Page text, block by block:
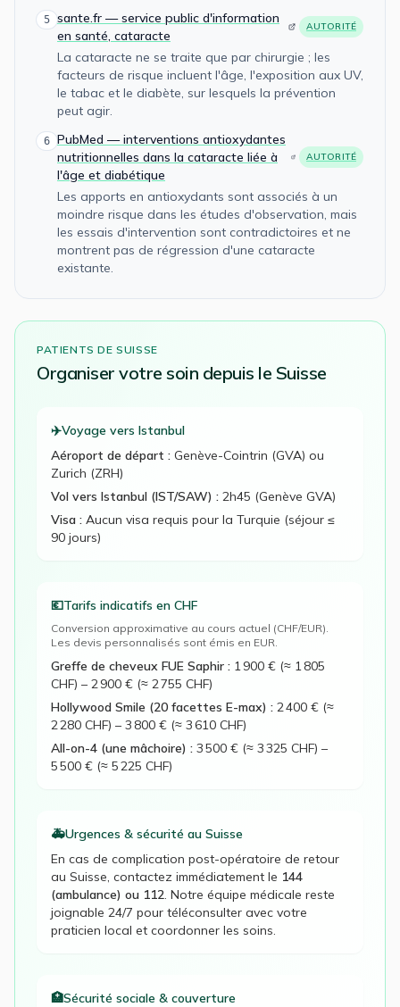
5 sante.fr — service public d'information
en santé, cataracte
AUTORITÉ
La cataracte ne se traite que par chirurgie ; les
facteurs de risque incluent l'âge, l'exposition aux UV,
le tabac et le diabète, sur lesquels la prévention
peut agir.
6 PubMed — interventions antioxydantes
nutritionnelles dans la cataracte liée à
l'âge et diabétique
AUTORITÉ
Les apports en antioxydants sont associés à un
moindre risque dans les études d'observation, mais
les essais d'intervention sont contradictoires et ne
montrent pas de régression d'une cataracte
existante.
PATIENTS DESUISSE
Organiser votre soin depuis le Suisse
✈️Voyage vers Istanbul
Aéroport de départ : Genève-Cointrin (GVA) ou
Zurich (ZRH)
Vol vers Istanbul (IST/SAW) : 2h45 (Genève GVA)
Visa : Aucun visa requis pour la Turquie (séjour ≤
90 jours)
💶Tarifs indicatifs en CHF
Conversion approximative au cours actuel (CHF/EUR).
Les devis personnalisés sont émis en EUR.
Greffe de cheveux FUE Saphir : 1 900 € (≈ 1 805
CHF) – 2 900 € (≈ 2 755 CHF)
Hollywood Smile (20 facettes E-max) : 2 400 € (≈
2 280 CHF) – 3 800 € (≈ 3 610 CHF)
All-on-4 (une mâchoire) : 3 500 € (≈ 3 325 CHF) –
5 500 € (≈ 5 225 CHF)
🚑Urgences & sécurité au Suisse
En cas de complication post-opératoire de retour
au Suisse, contactez immédiatement le 144
(ambulance) ou 112. Notre équipe médicale reste
joignable 24/7 pour téléconsulter avec votre
praticien local et coordonner les soins.
🏥Sécurité sociale & couverture